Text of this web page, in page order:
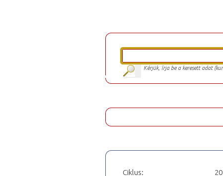
Kérjük, írja be a keresett adat
Ciklus: